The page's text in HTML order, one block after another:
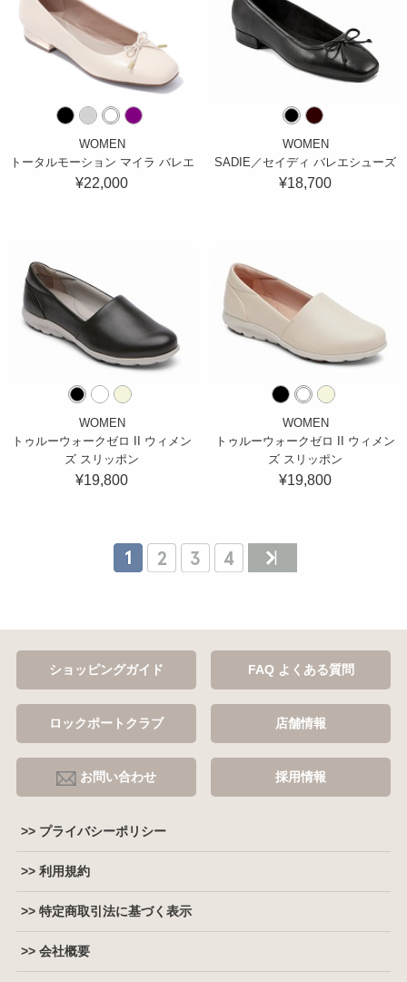
WOMEN
トータルモーション マイラ バレエ
¥22,000
WOMEN
SADIE／セイディ バレエシューズ
¥18,700
WOMEN
トゥルーウォークゼロ II ウィメン
ズ スリッポン
¥19,800
WOMEN
トゥルーウォークゼロ II ウィメン
ズ スリッポン
¥19,800
ショッピングガイド FAQ よくある質問
ロックポートクラブ 店舗情報
お問い合わせ 採用情報
>> プライバシーポリシー
>> 利用規約
>> 特定商取引法に基づく表示
>> 会社概要